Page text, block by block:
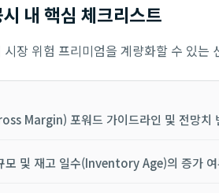
내 핵심 체크리스트
장 위험 프리미엄을 계량화할 수 있는
Margin) 포워드 가이드라인 및 전망치
모 및 재고 일수(Inventory Age)의 증가